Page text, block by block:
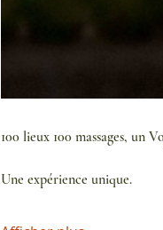
100 lieux 100 massages, un
Une expérience unique.